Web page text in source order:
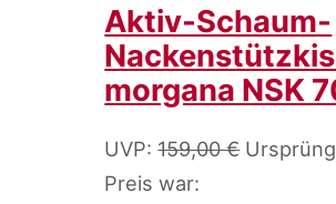
Aktiv-Schaum-
morgana NSK
UVP: 159,00€
Preis war: